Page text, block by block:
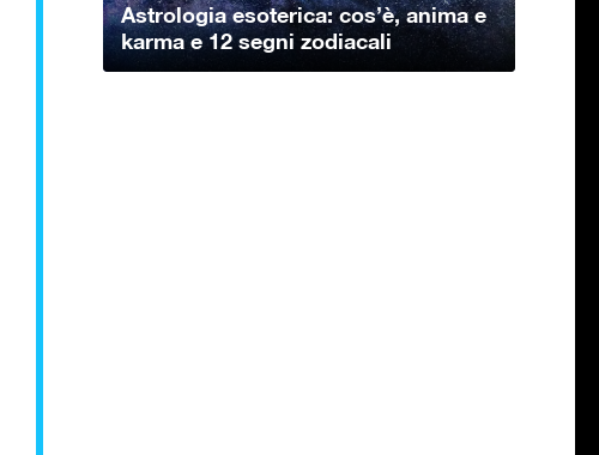
Astrologia esoterica: cos’è, anima e
karma e 12 segni zodiacali